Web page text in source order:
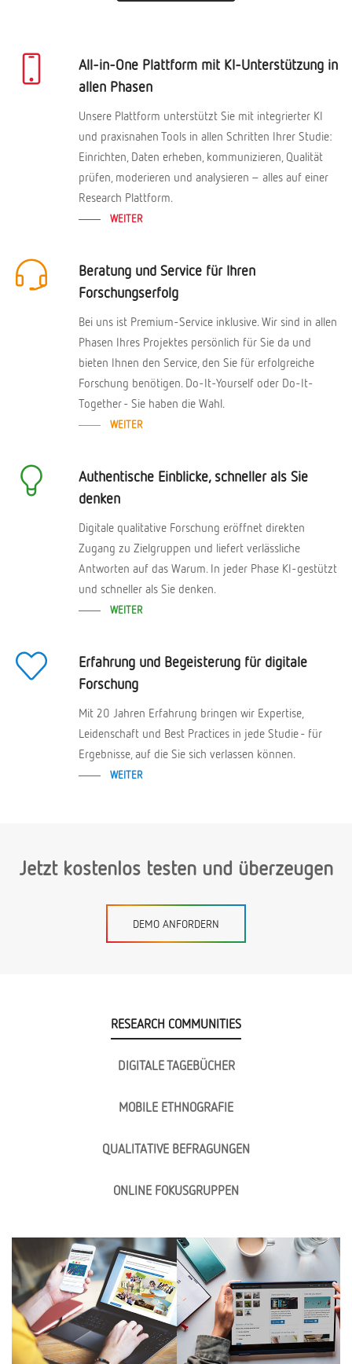
All-in-One Plattform mit KI-Unterstützung in
allen Phasen
Unsere Plattform unterstützt Sie mit integrierter KI
und praxisnahen Tools in allen Schritten Ihrer Studie:
Einrichten, Daten erheben, kommunizieren, Qualität
prüfen, moderieren und analysieren – alles auf einer
Research Plattform.
WEITER
Beratung und Service für Ihren
Forschungserfolg
Bei uns ist Premium-Service inklusive. Wir sind in allen
Phasen Ihres Projektes persönlich für Sie da und
bieten Ihnen den Service, den Sie für erfolgreiche
Forschung benötigen. Do-It-Yourself oder Do-It-
Together - Sie haben die Wahl.
WEITER
Authentische Einblicke, schneller als Sie
denken
Digitale qualitative Forschung eröffnet direkten
Zugang zu Zielgruppen und liefert verlässliche
Antworten auf das Warum. In jeder Phase KI-gestützt
und schneller als Sie denken.
WEITER
Erfahrung und Begeisterung für digitale
Forschung
Mit 20 Jahren Erfahrung bringen wir Expertise,
Leidenschaft und Best Practices in jede Studie - für
Ergebnisse, auf die Sie sich verlassen können.
WEITER
Jetzt kostenlos testen und überzeugen
DEMO ANFORDERN
RESEARCH COMMUNITIES
DIGITALE TAGEBÜCHER
MOBILE ETHNOGRAFIE
QUALITATIVE BEFRAGUNGEN
ONLINE FOKUSGRUPPEN